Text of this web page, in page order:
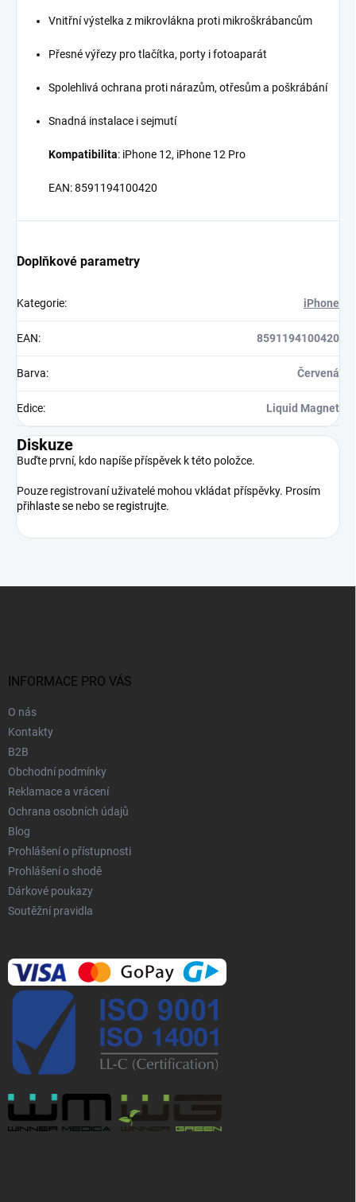
Vnitřní výstelka z mikrovlákna proti mikroškrábancům
Přesné výřezy pro tlačítka, porty i fotoaparát
Spolehlivá ochrana proti nárazům, otřesům a poškrábání
Snadná instalace i sejmutí
Kompatibilita: iPhone 12, iPhone 12 Pro
EAN: 8591194100420
Doplňkové parametry
Kategorie: iPhone
EAN: 8591194100420
Barva: Červená
Edice: Liquid Magnet
Diskuze
Buďte první, kdo napíše příspěvek k této položce.
Pouze registrovaní uživatelé mohou vkládat příspěvky. Prosím
přihlaste se nebo se registrujte.
INFORMACE PRO VÁS
O nás
Kontakty
B2B
Obchodní podmínky
Reklamace a vrácení
Ochrana osobních údajů
Blog
Prohlášení o přístupnosti
Prohlášení o shodě
Dárkové poukazy
Soutěžní pravidla